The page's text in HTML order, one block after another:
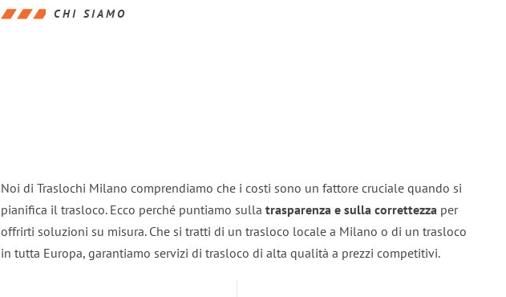
CHI SIAMO
Noi di Traslochi Milano comprendiamo che i costi sono un fattore cruciale quando si
pianifica il trasloco. Ecco perché puntiamo sulla trasparenza e sulla correttezza per
offrirti soluzioni su misura. Che si tratti di un trasloco locale a Milano o di un trasloco
in tutta Europa, garantiamo servizi di trasloco di alta qualità a prezzi competitivi.